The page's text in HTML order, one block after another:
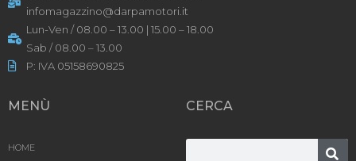
infomagazzino@darpamotori.it
Lun-Ven / 08.00 – 13.00 | 15.00 – 18.00
Sab / 08.00 – 13.00
P: IVA 05158690825
MENÙ
HOME
CERCA